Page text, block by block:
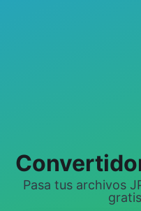
Pasa tus archivos